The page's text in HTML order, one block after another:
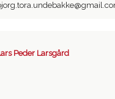
Peder Larsgård